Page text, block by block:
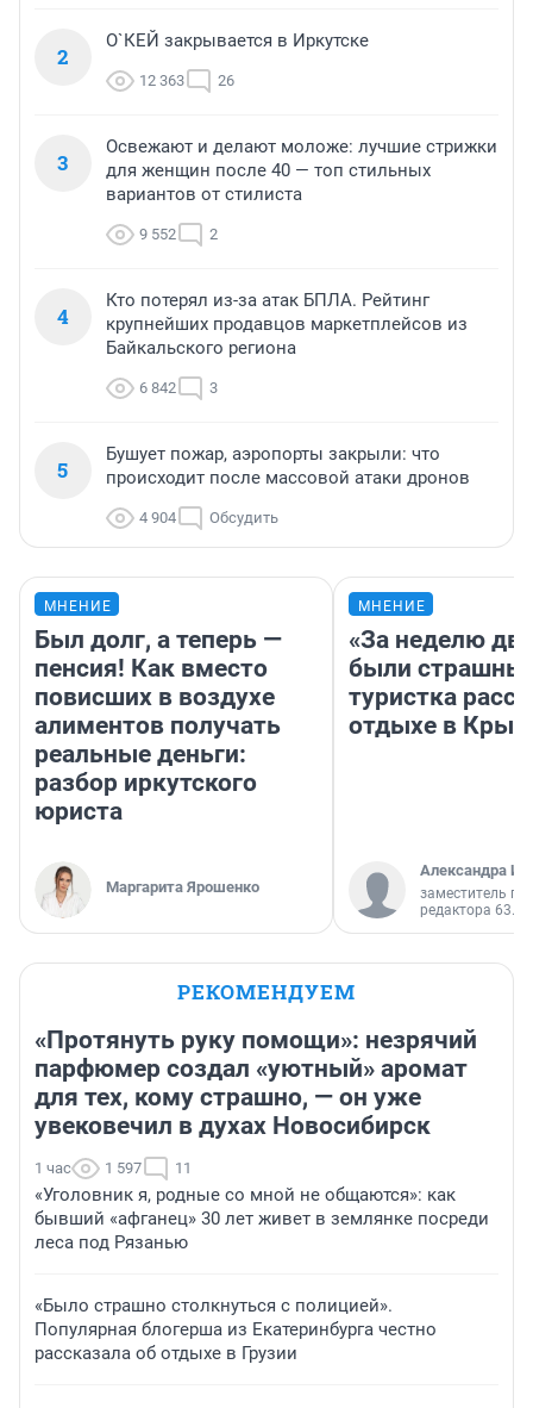
2
О`КЕЙ закрывается в Иркутске
12 363 26
3
Освежают и делают моложе: лучшие стрижки
для женщин после 40 — топ стильных
вариантов от стилиста
9 552 2
4
Кто потерял из-за атак БПЛА. Рейтинг
крупнейших продавцов маркетплейсов из
Байкальского региона
6 842 3
5
Бушует пожар, аэропорты закрыли: что
происходит после массовой атаки дронов
4 904 Обсудить
МНЕНИЕ
Был долг, а теперь —
пенсия! Как вместо
повисших в воздухе
алиментов получать
реальные деньги:
разбор иркутского
юриста
Маргарита Ярошенко
МНЕНИЕ
«За неделю
были
туристка
отдыхе в
Александра
заместитель
редактора 63.RU
РЕКОМЕНДУЕМ
«Протянуть руку помощи»: незрячий
парфюмер создал «уютный» аромат
для тех, кому страшно, — он уже
увековечил в духах Новосибирск
1 час 1 597 11
«Уголовник я, родные со мной не общаются»: как
бывший «афганец» 30 лет живет в землянке посреди
леса под Рязанью
«Было страшно столкнуться с полицией».
Популярная блогерша из Екатеринбурга честно
рассказала об отдыхе в Грузии